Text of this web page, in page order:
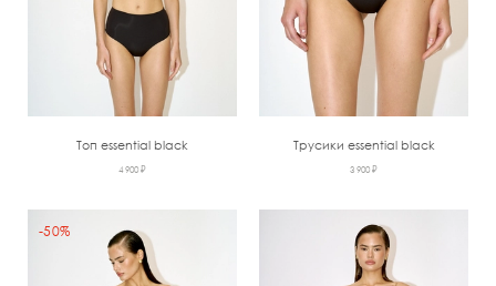
Топ essential black
4 900 ₽
Трусики essential black
3 900 ₽
-50%